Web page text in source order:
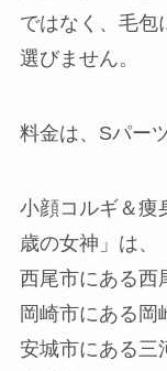
ではなく、毛包
選びません。
料金は、Sパー
小顔コルギ＆痩
歳の女神」は、
西尾市にある西
岡崎市にある岡
安城市にある三